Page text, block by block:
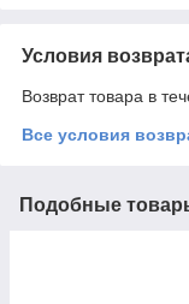
Условия
Возврат товара в
Все условия
Подобные